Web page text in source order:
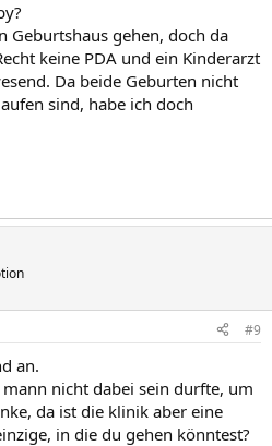
Geburtshaus gehen, doch da
keine PDA und ein Kinderarzt
Da beide Geburten nicht
sind, habe ich doch
#9
an.
nicht dabei sein durfte, um
da ist die klinik aber eine
in die du gehen könntest?